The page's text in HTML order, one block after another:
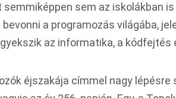
semmiképpen sem az iskolákban
a programozás világába,
az informatika, a kódfejtés
éjszakája címmel nagy